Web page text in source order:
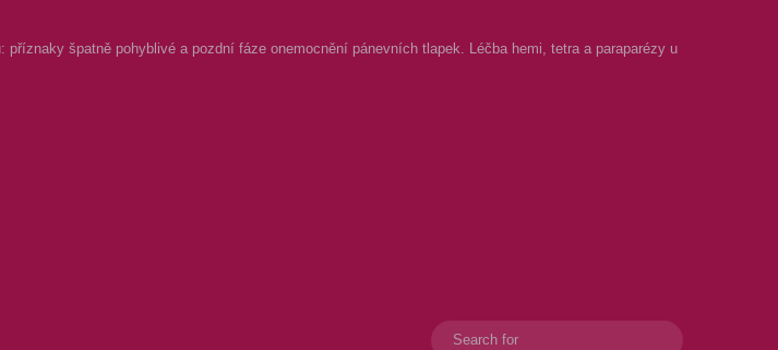
příznaky špatně pohyblivé a pozdní fáze onemocnění pánevních tlapek. Léčba hemi, tetra a paraparézy u
Switch skin